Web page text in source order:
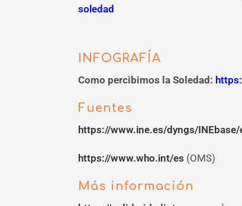
soledad
INFOGRAFÍA
Como percibimos la Soledad:
Fuentes
https://www.ine.es/dyngs/
https://www.who.int/es (OMS)
Más información